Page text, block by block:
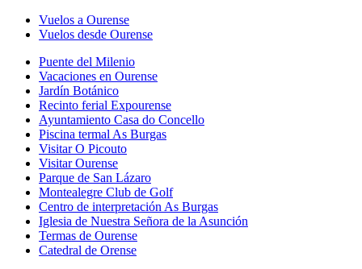
Vuelos a Ourense
Vuelos desde Ourense
Puente del Milenio
Vacaciones en Ourense
Jardín Botánico
Recinto ferial Expourense
Ayuntamiento Casa do Concello
Piscina termal As Burgas
Visitar O Picouto
Visitar Ourense
Parque de San Lázaro
Montealegre Club de Golf
Centro de interpretación As Burgas
Iglesia de Nuestra Señora de la Asunción
Termas de Ourense
Catedral de Orense